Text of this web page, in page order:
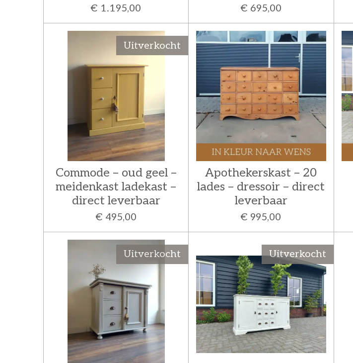
€ 1.195,00 € 695,00
Uitverkocht
Commode – oud geel –
meidenkast ladekast –
direct leverbaar
€ 495,00
Apothekerskast – 20
lades – dressoir – direct
leverbaar
€ 995,00
Uitverkocht Uitverkocht